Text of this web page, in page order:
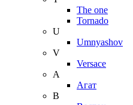
The one
Tornado
U
Umnyashov
V
Versace
А
Агат
В